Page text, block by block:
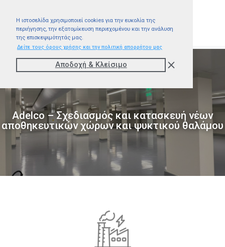
Η ιστοσελίδα χρησιμοποιεί cookies για την ευκολία της
περιήγησης, την εξατομίκευση περιεχομένου και την ανάλυση
της επισκεψιμότητάς μας.
Δείτε τους όρους χρήσης και την πολιτική απορρήτου μας
Αποδοχή & Kλείσιμο
Adelco – Σχεδιασμός και κατασκευή νέων
αποθηκευτικών χώρων και ψυκτικού θαλάμου